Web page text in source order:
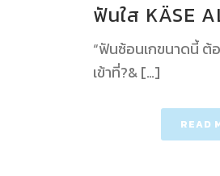
ฟันใส KÄSE
“ฟันซ้อนเกขนาดนี้ ต้
เข้าที่?& […]
READ